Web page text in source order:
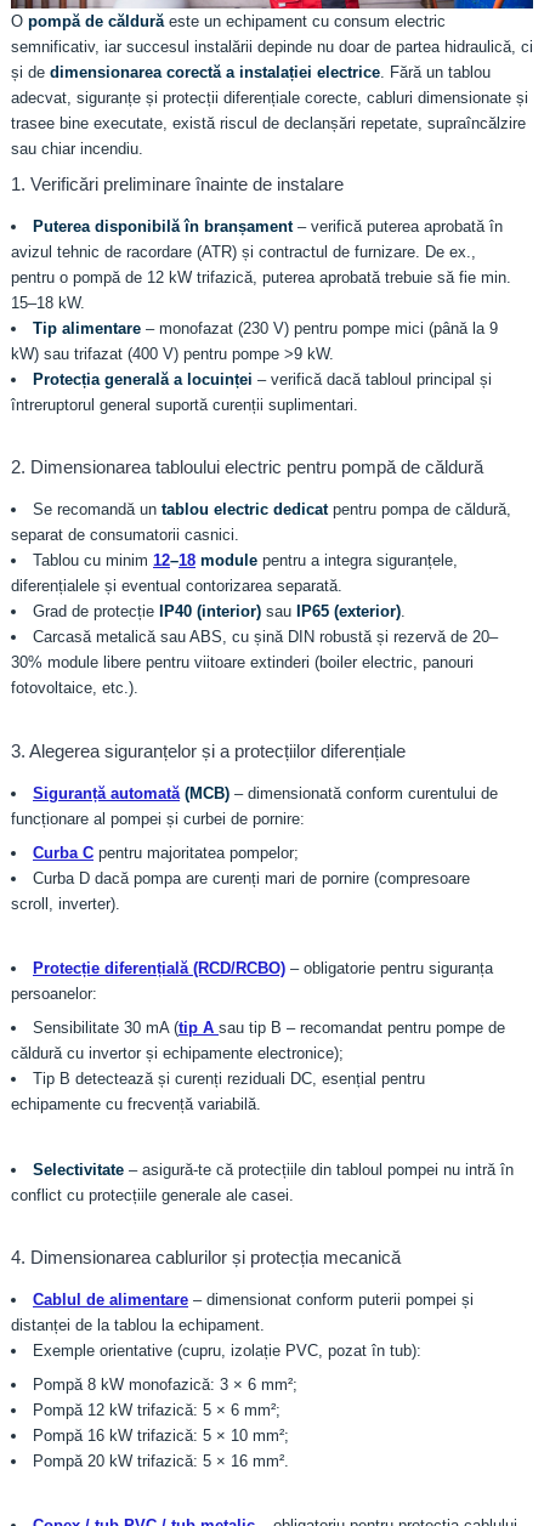
O pompă de căldură este un echipament cu consum electric
semnificativ, iar succesul instalării depinde nu doar de partea hidraulică, ci
și de dimensionarea corectă a instalației electrice . Fără un tablou
adecvat, siguranțe și protecții diferențiale corecte, cabluri dimensionate și
trasee bine executate, există riscul de declanșări repetate, supraîncălzire
sau chiar incendiu.
1. Verificări preliminare înainte de instalare
Puterea disponibilă în branșament– verifică puterea aprobată în
avizul tehnic de racordare (ATR) și contractul de furnizare. De ex.,
pentru o pompă de 12 kW trifazică, puterea aprobată trebuie să fie min.
15–18 kW.
Tip alimentare – monofazat (230 V) pentru pompe mici (până la 9
kW) sau trifazat (400 V) pentru pompe >9 kW.
Protecția generală a locuinței – verifică dacă tabloul principal și
întreruptorul general suportă curenții suplimentari.
2. Dimensionarea tabloului electric pentru pompă de căldură
Se recomandă un tablou electric dedicatpentru pompa de căldură,
separat de consumatorii casnici.
Tablou cu minim 12–18 module pentru a integra siguranțele,
diferențialele și eventual contorizarea separată.
Grad de protecție
IP40 (interior) sau IP65 (exterior).
Carcasă metalică sau ABS, cu șină DIN robustă și rezervă de 20–
30% module libere pentru viitoare extinderi (boiler electric, panouri
fotovoltaice, etc.).
3. Alegerea siguranțelor și a protecțiilor diferențiale
Siguranță automată (MCB) – dimensionată conform curentului de
funcționare al pompei și curbei de pornire:
Curba C pentru majoritatea pompelor;
Curba D dacă pompa are curenți mari de pornire (compresoare
scroll, inverter).
Protecție diferențială (RCD/RCBO) – obligatorie pentru siguranța
persoanelor:
Sensibilitate 30 mA (tip A sau tip B – recomandat pentru pompe de
căldură cu invertor și echipamente electronice);
Tip B detectează și curenți reziduali DC, esențial pentru
echipamente cu frecvență variabilă.
Selectivitate – asigură-te că protecțiile din tabloul pompei nu intră în
conflict cu protecțiile generale ale casei.
4. Dimensionarea cablurilor și protecția mecanică
Cablul de alimentare – dimensionat conform puterii pompei și
distanței de la tablou la echipament.
Exemple orientative (cupru, izolație PVC, pozat în tub):
Pompă 8 kW monofazică: 3 × 6 mm²;
Pompă 12 kW trifazică: 5 × 6 mm²;
Pompă 16 kW trifazică: 5 × 10 mm²;
Pompă 20 kW trifazică: 5 × 16 mm².